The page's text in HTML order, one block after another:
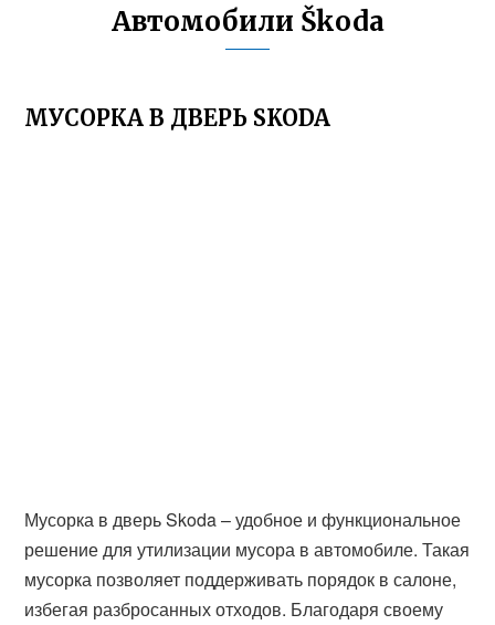
Автомобили Škoda
МУСОРКА В ДВЕРЬ SKODA
Мусорка в дверь Skoda – удобное и функциональное
решение для утилизации мусора в автомобиле. Такая
мусорка позволяет поддерживать порядок в салоне,
избегая разбросанных отходов. Благодаря своему